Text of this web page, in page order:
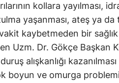
kollara yayılması,
yaşanması, ateş ya da
kaybetmeden bir
Uzm. Dr. Gökçe Başkan
alışkanlığı
boyun ve omurga